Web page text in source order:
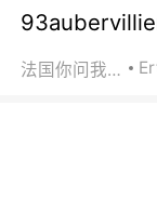
法国你问我答